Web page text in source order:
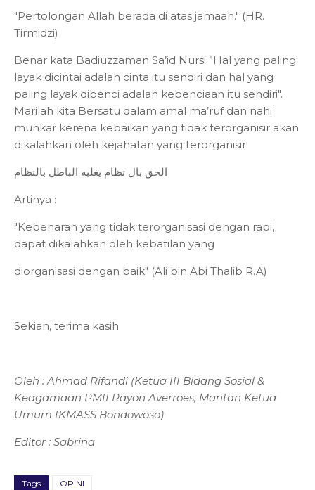
"Pertolongan Allah berada di atas jamaah." (HR.
Tirmidzi)
Benar kata Badiuzzaman Sa’id Nursi ”Hal yang paling
layak dicintai adalah cinta itu sendiri dan hal yang
paling layak dibenci adalah kebenciaan itu sendiri".
Marilah kita Bersatu dalam amal ma’ruf dan nahi
munkar kerena kebaikan yang tidak terorganisir akan
dikalahkan oleh kejahatan yang terorganisir.
الحق بال نظام يغلبه الباطل بالنظام
Artinya :
"Kebenaran yang tidak terorganisasi dengan rapi,
dapat dikalahkan oleh kebatilan yang
diorganisasi dengan baik" (Ali bin Abi Thalib R.A)
Sekian, terima kasih
Oleh : Ahmad Rifandi (Ketua III Bidang Sosial &
Keagamaan PMII Rayon Averroes, Mantan Ketua
Umum IKMASS Bondowoso)
Editor : Sabrina
Tags OPINI